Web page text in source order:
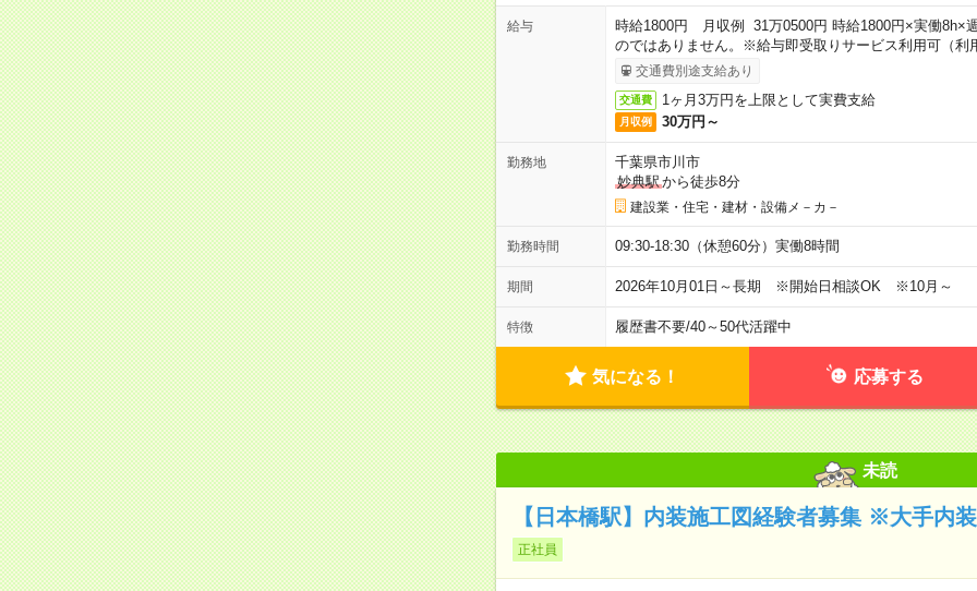
給与
時給1800円 月収例 31万0500円 時給1800円×実働8h×
のではありません。※給与即受取りサービス利用可（利
交通費別途支給あり
交通費 1ヶ月3万円を上限として実費支給
月収例 30万円～
勤務地
千葉県市川市
妙典駅から徒歩8分
建設業・住宅・建材・設備メ－カ－
勤務時間 09:30-18:30（休憩60分）実働8時間
期間 2026年10月01日～長期 ※開始日相談OK ※10月～
特徴 履歴書不要/40～50代活躍中
気になる！ 応募する
未読
【日本橋駅】内装施工図経験者募集 ※大手内
正社員